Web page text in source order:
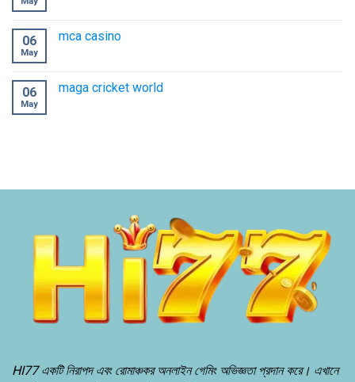
06
May
mca casino
06
May
maga cricket world
HI77 একটি নিরাপদ এবং রোমাঞ্চকর অনলাইন গেমিং অভিজ্ঞতা প্রদান করে। এখানে